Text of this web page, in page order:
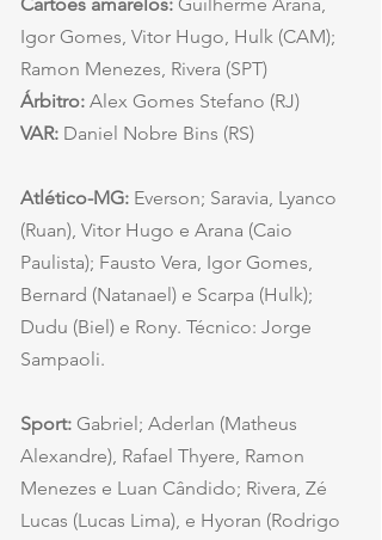
Cartões amarelos: Guilherme Arana,
Igor Gomes, Vitor Hugo, Hulk (CAM);
Ramon Menezes, Rivera (SPT)
Árbitro: Alex Gomes Stefano (RJ)
VAR: Daniel Nobre Bins (RS)
Atlético-MG: Everson; Saravia, Lyanco
(Ruan), Vitor Hugo e Arana (Caio
Paulista); Fausto Vera, Igor Gomes,
Bernard (Natanael) e Scarpa (Hulk);
Dudu (Biel) e Rony. Técnico: Jorge
Sampaoli.
Sport: Gabriel; Aderlan (Matheus
Alexandre), Rafael Thyere, Ramon
Menezes e Luan Cândido; Rivera, Zé
Lucas (Lucas Lima), e Hyoran (Rodrigo